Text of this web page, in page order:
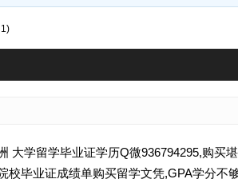
大学留学毕业证学历Q微936794295,购买
校毕业证成绩单购买留学文凭,GPA学分不